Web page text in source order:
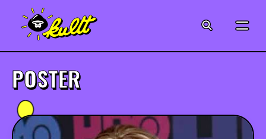
MUSIQUE
POSTER